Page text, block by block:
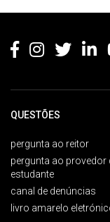
QUESTÕES
pergunta ao reitor
pergunta ao provedor
estudante
canal de denúncias
livro amarelo